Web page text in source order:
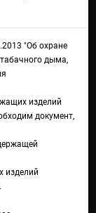
"Об охране
дыма,
изделий
документ,
изделий